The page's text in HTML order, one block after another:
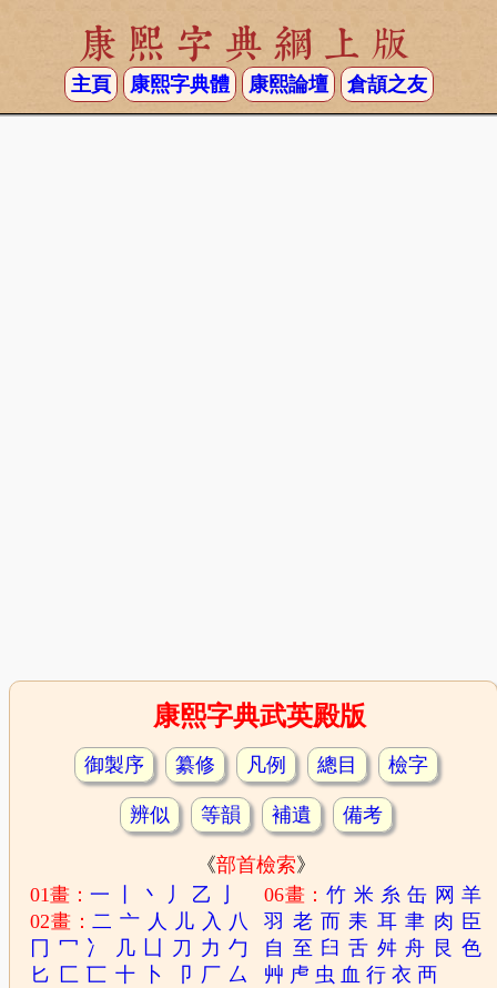
康熙字典網上版
主頁 康熙字典體 康熙論壇 倉頡之友
康熙字典武英殿版
御製序 纂修 凡例 總目 檢字
辨似 等韻 補遺 備考
《部首檢索》
01畫：一 丶 丿 乙
02畫：二 亠 人 儿 入 八
冂 冖 冫 几 凵 刀 力 勹
匕 匚 匸 十 卜 卩 厂 厶
06畫：竹 米 糸 缶 网 羊
羽 老 而 耒 耳 聿 肉 臣
自 至 臼 舌 舛 舟 艮 色
艸 虍 虫 血 行 衣 襾